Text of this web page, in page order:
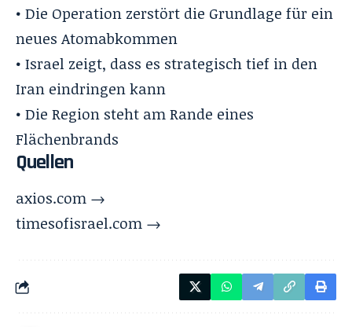
• Die Operation zerstört die Grundlage für ein
neues Atomabkommen
• Israel zeigt, dass es strategisch tief in den
Iran eindringen kann
• Die Region steht am Rande eines
Flächenbrands
Quellen
axios.com →
timesofisrael.com →